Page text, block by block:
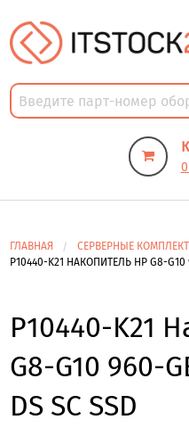
ГЛАВНАЯ СЕРВЕРНЫЕ
P10440-K21 НАКОПИТЕЛЬ HP G8-G10
P10440-K21
G8-G10 960-
DS SC SSD